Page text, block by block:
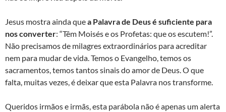
Jesus mostra ainda quea Palavra de Deus é suficiente para
nos converter: “Têm Moisés e os Profetas: que os escutem!”.
Não precisamos de milagres extraordinários para acreditar
nem para mudar de vida. Temos o Evangelho, temos os
sacramentos, temos tantos sinais do amor de Deus. O que
falta, muitas vezes, é deixar que esta Palavra nos transforme.
Queridos irmãos e irmãs, esta parábola não é apenas um alerta